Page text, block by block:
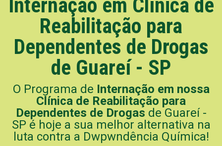
Internação em Clínica de
Reabilitação para
Dependentes de Drogas
de Guareí - SP
O Programa de Internação em nossa
Clínica de Reabilitação para
Dependentes de Drogas de Guareí -
SP é hoje a sua melhor alternativa na
luta contra a Dwpwndência Química!